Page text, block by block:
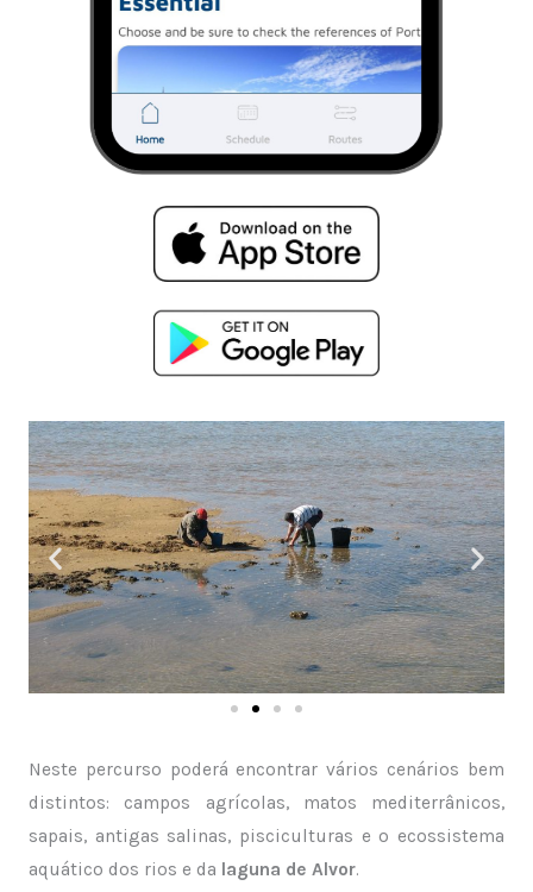
Neste percurso poderá encontrar vários cenários bem
distintos: campos agrícolas, matos mediterrânicos,
sapais, antigas salinas, pisciculturas e o ecossistema
aquático dos rios e da laguna de Alvor.